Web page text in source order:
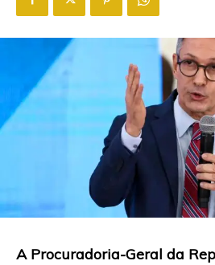
A Procuradoria-Geral da